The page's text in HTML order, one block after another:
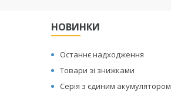
НОВИНКИ
Останнє надходження
Товари зі знижками
Серія з єдиним акумулятором